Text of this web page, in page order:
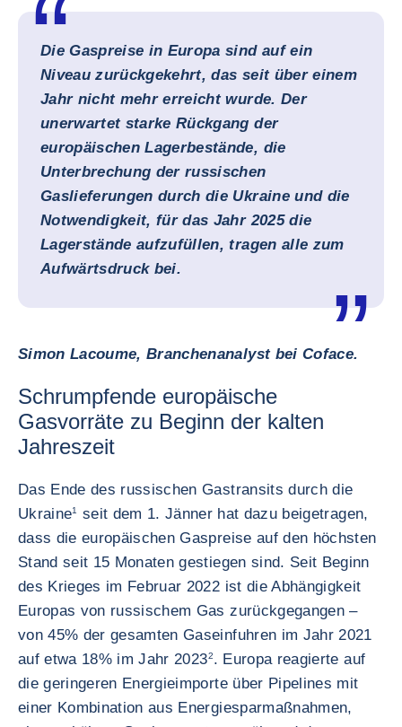
Die Gaspreise in Europa sind auf ein
Niveau zurückgekehrt, das seit über einem
Jahr nicht mehr erreicht wurde. Der
unerwartet starke Rückgang der
europäischen Lagerbestände, die
Unterbrechung der russischen
Gaslieferungen durch die Ukraine und die
Notwendigkeit, für das Jahr 2025 die
Lagerstände aufzufüllen, tragen alle zum
Aufwärtsdruck bei.
Simon Lacoume, Branchenanalyst bei Coface.
Schrumpfende europäische
Gasvorräte zu Beginn der kalten
Jahreszeit
Das Ende des russischen Gastransits durch die
Ukraine1
seit dem 1. Jänner hat dazu beigetragen,
dass die europäischen Gaspreise auf den höchsten
Stand seit 15 Monaten gestiegen sind. Seit Beginn
des Krieges im Februar 2022 ist die Abhängigkeit
Europas von russischem Gas zurückgegangen –
von 45% der gesamten Gaseinfuhren im Jahr 2021
auf etwa 18% im Jahr 20232. Europa reagierte auf
die geringeren Energieimporte über Pipelines mit
einer Kombination aus Energiesparmaßnahmen,